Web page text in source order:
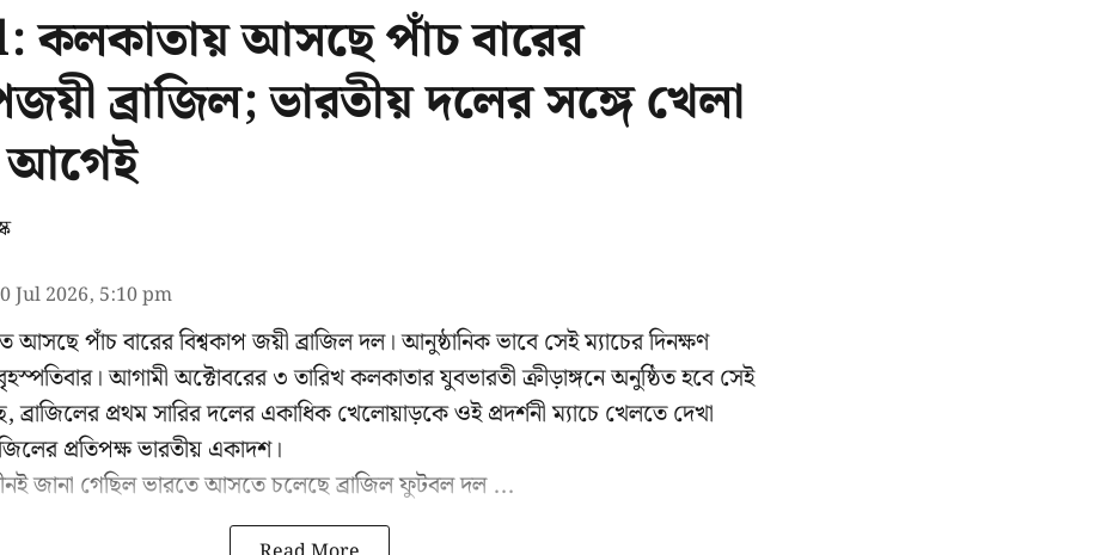
আসছে পাঁচ বারের
ব্রাজিল; ভারতীয় দলের সঙ্গে খেলা
Jul 2026, 5:10 pm
পাঁচ বারের বিশ্বকাপ জয়ী ব্রাজিল দল। আনুষ্ঠানিক ভাবে সেই ম্যাচের দিনক্ষণ
আগামী অক্টোবরের ৩ তারিখ কলকাতার যুবভারতী ক্রীড়াঙ্গনে অনুষ্ঠিত হবে সেই
ব্রাজিলের প্রথম সারির দলের একাধিক খেলোয়াড়কে ওই প্রদর্শনী ম্যাচে খেলতে দেখা
প্রতিপক্ষ ভারতীয় একাদশ।
জানা গেছিল ভারতে আসতে চলেছে ব্রাজিল ফুটবল দল ...